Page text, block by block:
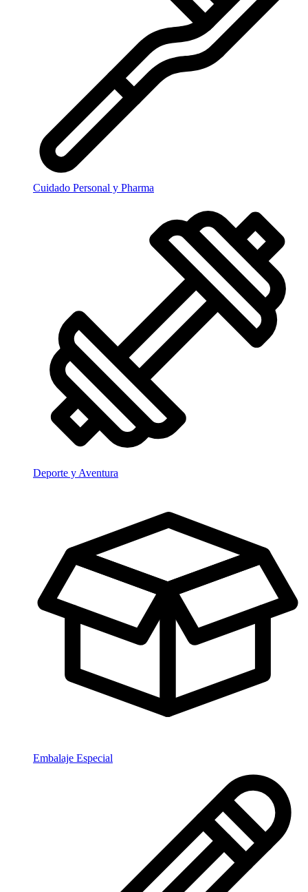
Cuidado Personal y Pharma
Deporte y Aventura
Embalaje Especial